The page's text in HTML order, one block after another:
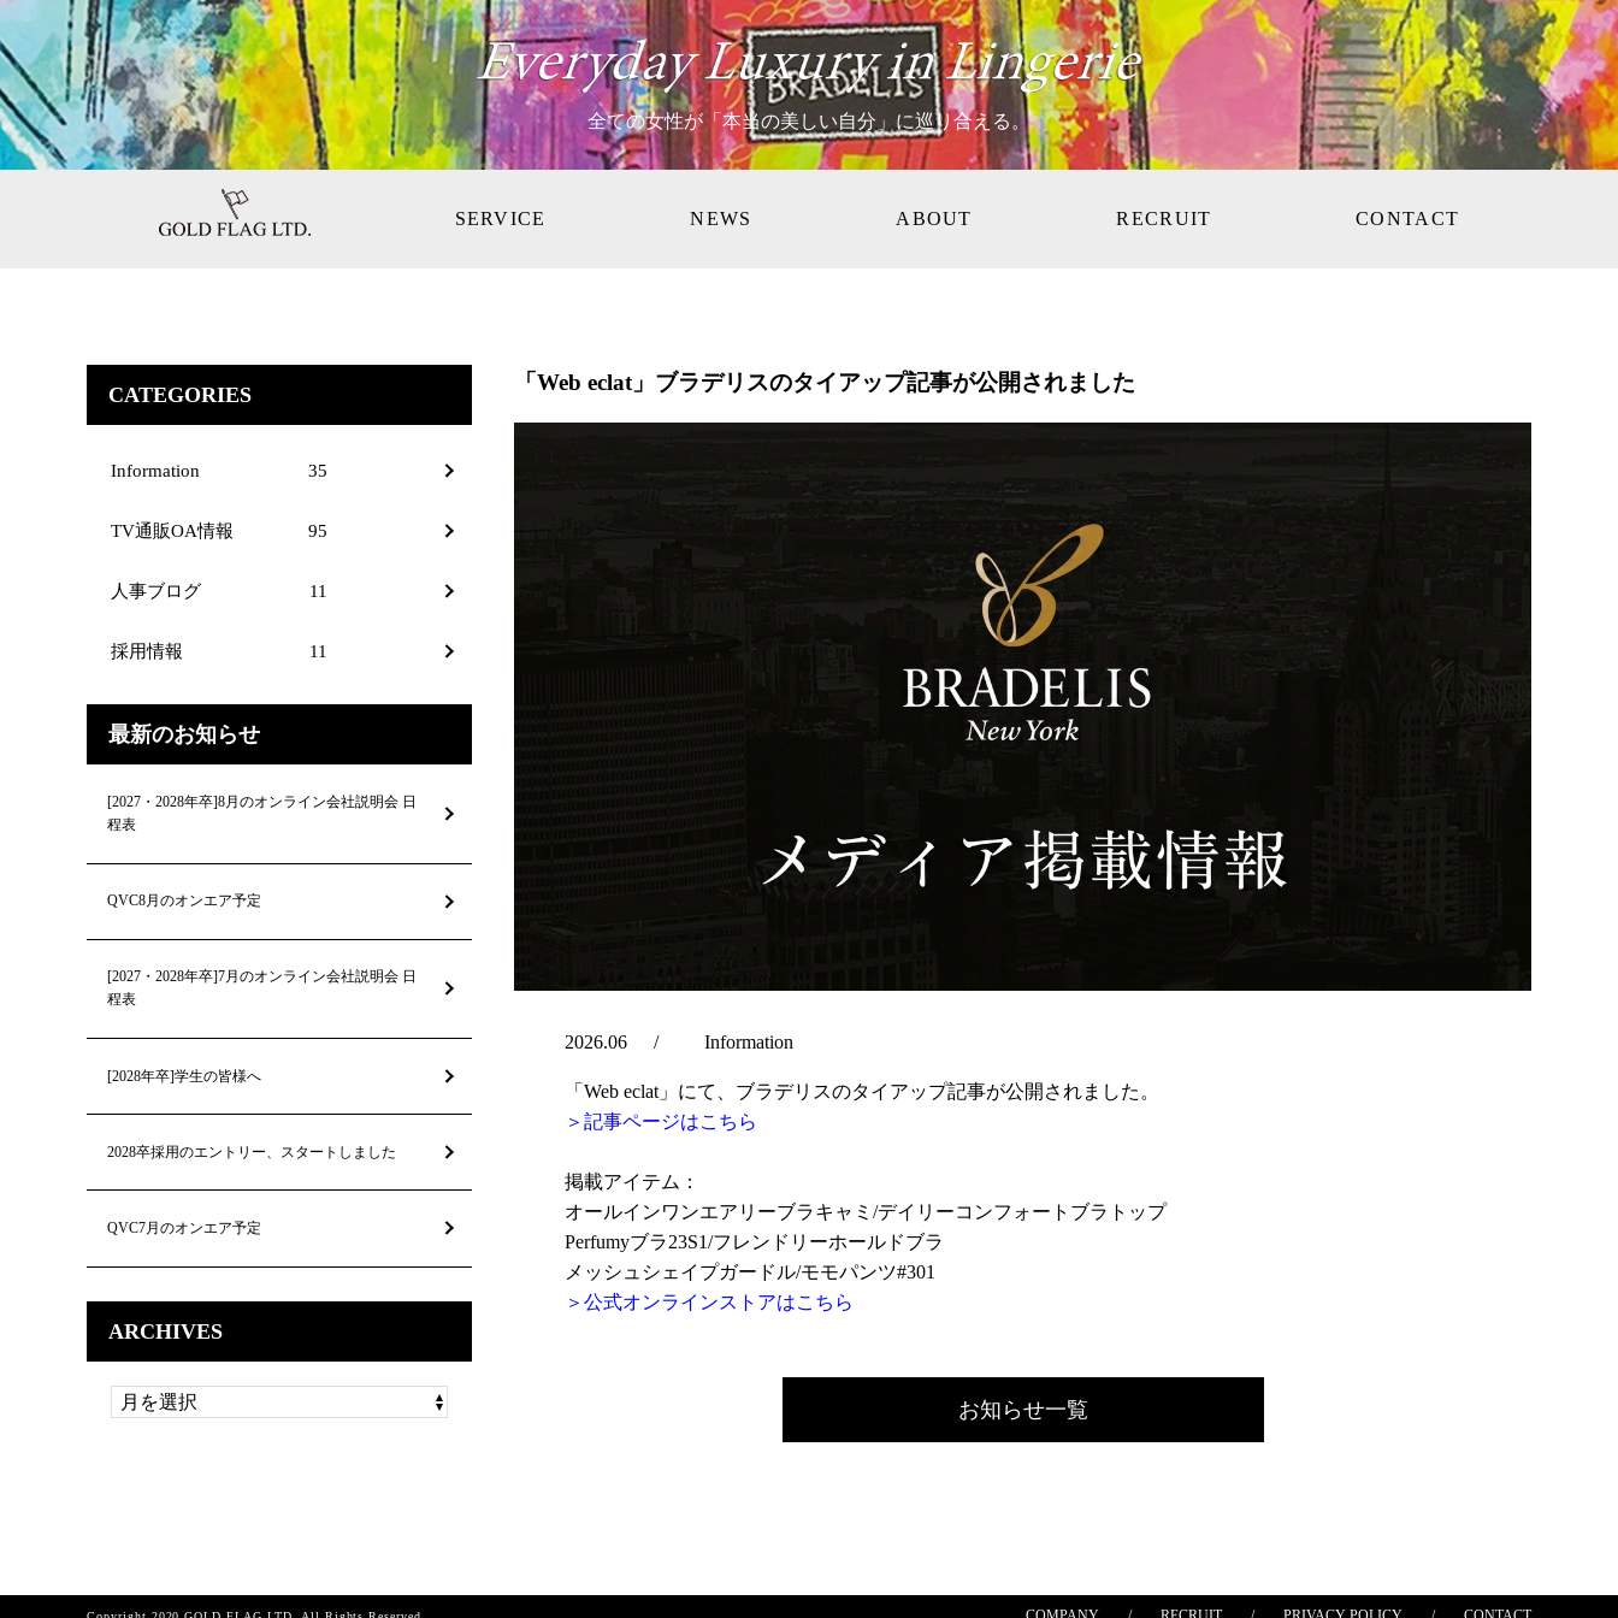
全ての女性が「本当の美しい自分」に巡り合える。
SERVICE NEWS ABOUT RECRUIT CONTACT
「Web eclat」ブラデリスのタイアップ記事が公開されました
2026.06 Information
「Web eclat」にて、ブラデリスのタイアップ記事が公開されました。
＞記事ページはこちら
掲載アイテム：
オールインワンエアリーブラキャミ/デイリーコンフォートブラトップ
Perfumyブラ23S1/フレンドリーホールドブラ
メッシュシェイプガードル/モモパンツ#301
＞公式オンラインストアはこちら
お知らせ一覧
CATEGORIES
Information 35
TV通販OA情報 95
人事ブログ 11
採用情報 11
最新のお知らせ
[2027・2028年卒]8月のオンライン会社説明会 日
程表
QVC8月のオンエア予定
[2027・2028年卒]7月のオンライン会社説明会 日
程表
[2028年卒]学生の皆様へ
2028卒採用のエントリー、スタートしました
QVC7月のオンエア予定
ARCHIVES